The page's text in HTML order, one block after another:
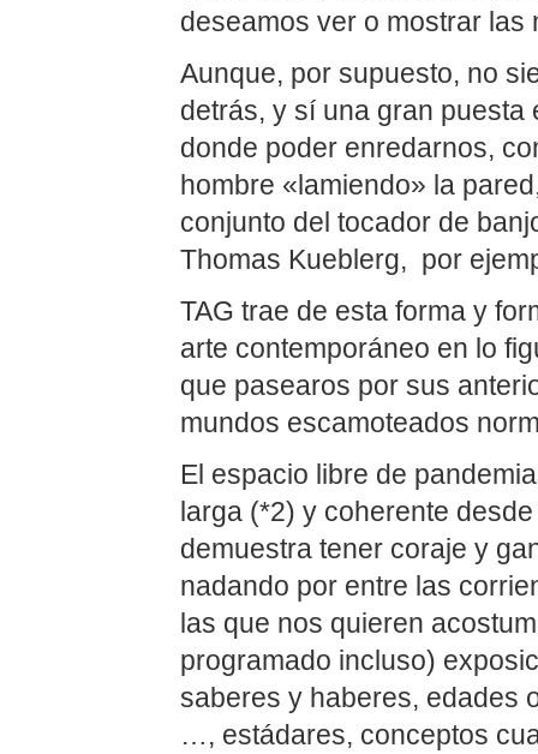
deseamos ver o mostrar
Aunque, por supuesto, no
detrás, y sí una gran
donde poder enredarnos,
hombre «lamiendo» la
conjunto del tocador de
Thomas Kueblerg, por
TAG trae de esta forma y
arte contemporáneo en lo
que pasearos por sus
mundos escamoteados
El espacio libre de
larga (*2) y coherente
demuestra tener coraje y
nadando por entre las
las que nos quieren
programado incluso)
saberes y haberes, edades
…, estádares, conceptos